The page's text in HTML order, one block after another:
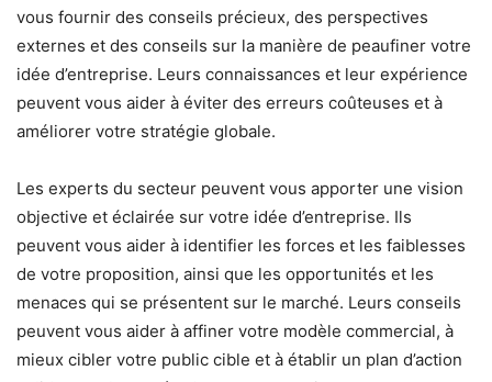
vous fournir des conseils précieux, des perspectives
externes et des conseils sur la manière de peaufiner votre
idée d’entreprise. Leurs connaissances et leur expérience
peuvent vous aider à éviter des erreurs coûteuses et à
améliorer votre stratégie globale.
Les experts du secteur peuvent vous apporter une vision
objective et éclairée sur votre idée d’entreprise. Ils
peuvent vous aider à identifier les forces et les faiblesses
de votre proposition, ainsi que les opportunités et les
menaces qui se présentent sur le marché. Leurs conseils
peuvent vous aider à affiner votre modèle commercial, à
mieux cibler votre public cible et à établir un plan d’action